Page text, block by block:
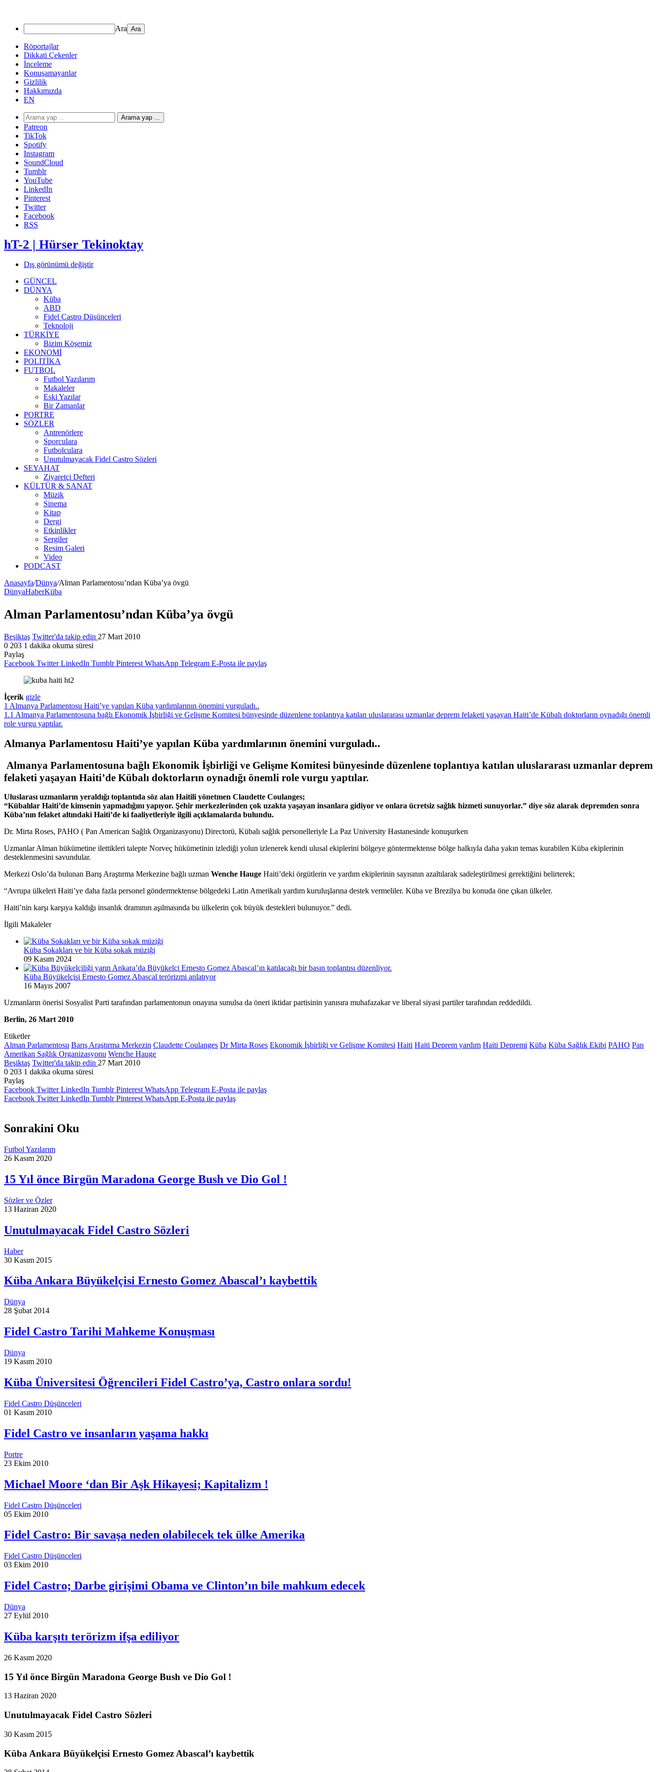
Ara
Röportajlar
Dikkati Çekenler
İnceleme
Konuşamayanlar
Gizlilik
Hakkımızda
EN
Arama yap ...
Patreon
TikTok
Spotify
Instagram
SoundCloud
Tumblr
YouTube
LinkedIn
Pinterest
Twitter
Facebook
RSS
hT-2 | Hürser Tekinoktay
Dış görünümü değiştir
GÜNCEL
DÜNYA
Küba
ABD
Fidel Castro Düşünceleri
Teknoloji
TÜRKİYE
Bizim Köşemiz
EKONOMİ
POLİTİKA
FUTBOL
Futbol Yazılarım
Makaleler
Eski Yazılar
Bir Zamanlar
PORTRE
SÖZLER
Antrenörlere
Sporculara
Futbolculara
Unutulmayacak Fidel Castro Sözleri
SEYAHAT
Ziyaretçi Defteri
KÜLTÜR & SANAT
Müzik
Sinema
Kitap
Dergi
Etkinlikler
Sergiler
Resim Galeri
Video
PODCAST
Anasayfa/Dünya/Alman Parlamentosu’ndan Küba’ya övgü
DünyaHaberKüba
Alman Parlamentosu’ndan Küba’ya övgü
Beşiktaş Twitter'da takip edin 27 Mart 2010
0 203 1 dakika okuma süresi
Paylaş
Facebook Twitter LinkedIn Tumblr Pinterest WhatsApp Telegram E-Posta ile paylaş
İçerik gizle
1 Almanya Parlamentosu Haiti’ye yapılan Küba yardımlarının önemini vurguladı..
1.1 Almanya Parlamentosuna bağlı Ekonomik İşbirliği ve Gelişme Komitesi bünyesinde düzenlene toplantıya katılan uluslararası uzmanlar deprem felaketi yaşayan Haiti’de Kübalı doktorların oynadığı önemli
role vurgu yaptılar.
Almanya Parlamentosu Haiti’ye yapılan Küba yardımlarının önemini vurguladı..
Almanya Parlamentosuna bağlı Ekonomik İşbirliği ve Gelişme Komitesi bünyesinde düzenlene toplantıya katılan uluslararası uzmanlar deprem
felaketi yaşayan Haiti’de Kübalı doktorların oynadığı önemli role vurgu yaptılar.
Uluslarası uzmanların yeraldığı toplantıda söz alan Haitili yönetmen Claudette Coulanges;
“Kübalılar Haiti’de kimsenin yapmadığını yapıyor. Şehir merkezlerinden çok uzakta yaşayan insanlara gidiyor ve onlara ücretsiz sağlık hizmeti sunuyorlar.” diye söz alarak depremden sonra
Küba’nın felaket altındaki Haiti’de ki faaliyetleriyle ilgili açıklamalarda bulundu.
Dr. Mirta Roses, PAHO ( Pan American Sağlık Organizasyonu) Directorü, Kübalı sağlık personelleriyle La Paz University Hastanesinde konuşurken
Uzmanlar Alman hükümetine ilettikleri talepte Norveç hükümetinin izlediği yolun izlenerek kendi ulusal ekiplerini bölgeye göntermektense bölge halkıyla daha yakın temas kurabilen Küba ekiplerinin
desteklenmesini savundular.
Merkezi Oslo’da bulunan Barış Araştırma Merkezine bağlı uzman Wenche Hauge Haiti’deki örgütlerin ve yardım ekiplerinin sayısının azaltılarak sadeleştirilmesi gerektiğini belirterek;
“Avrupa ülkeleri Haiti’ye daha fazla personel göndermektense bölgedeki Latin Amerikalı yardım kuruluşlarına destek vermeliler. Küba ve Brezilya bu konuda öne çıkan ülkeler.
Haiti’nin karşı karşıya kaldığı insanlık dramının aşılmasında bu ülkelerin çok büyük destekleri bulunuyor.” dedi.
İlgili Makaleler
Küba Sokakları ve bir Küba sokak müziği
09 Kasım 2024
Küba Büyükelçisi Ernesto Gomez Abascal terörizmi anlatıyor
16 Mayıs 2007
Uzmanların önerisi Sosyalist Parti tarafından parlamentonun onayına sunulsa da öneri iktidar partisinin yanısıra muhafazakar ve liberal siyasi partiler tarafından reddedildi.
Berlin, 26 Mart 2010
Etiketler
Alman Parlamentosu Barış Araştırma Merkezin Claudette Coulanges Dr Mirta Roses Ekonomik İşbirliği ve Gelişme Komitesi Haiti Haiti Deprem yardım Haiti Depremi Küba Küba Sağlık Ekibi PAHO Pan
Amerikan Sağlık Organizasyonu Wenche Hauge
Beşiktaş Twitter'da takip edin 27 Mart 2010
0 203 1 dakika okuma süresi
Paylaş
Facebook Twitter LinkedIn Tumblr Pinterest WhatsApp Telegram E-Posta ile paylaş
Facebook Twitter LinkedIn Tumblr Pinterest WhatsApp E-Posta ile paylaş
Sonrakini Oku
Futbol Yazılarım
26 Kasım 2020
15 Yıl önce Birgün Maradona George Bush ve Dio Gol !
Sözler ve Özler
13 Haziran 2020
Unutulmayacak Fidel Castro Sözleri
Haber
30 Kasım 2015
Küba Ankara Büyükelçisi Ernesto Gomez Abascal’ı kaybettik
Dünya
28 Şubat 2014
Fidel Castro Tarihi Mahkeme Konuşması
Dünya
19 Kasım 2010
Küba Üniversitesi Öğrencileri Fidel Castro’ya, Castro onlara sordu!
Fidel Castro Düşünceleri
01 Kasım 2010
Fidel Castro ve insanların yaşama hakkı
Portre
23 Ekim 2010
Michael Moore ‘dan Bir Aşk Hikayesi; Kapitalizm !
Fidel Castro Düşünceleri
05 Ekim 2010
Fidel Castro: Bir savaşa neden olabilecek tek ülke Amerika
Fidel Castro Düşünceleri
03 Ekim 2010
Fidel Castro; Darbe girişimi Obama ve Clinton’ın bile mahkum edecek
Dünya
27 Eylül 2010
Küba karşıtı terörizm ifşa ediliyor
26 Kasım 2020
15 Yıl önce Birgün Maradona George Bush ve Dio Gol !
13 Haziran 2020
Unutulmayacak Fidel Castro Sözleri
30 Kasım 2015
Küba Ankara Büyükelçisi Ernesto Gomez Abascal’ı kaybettik